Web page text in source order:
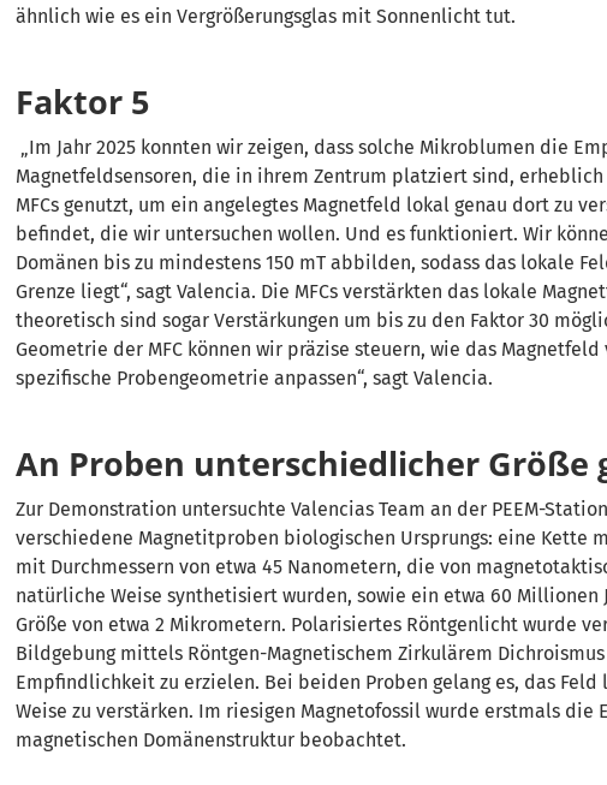
ähnlich wie es ein Vergrößerungsglas mit Sonnenlicht tut.
Faktor 5
Im Jahr 2025 konnten wir zeigen, dass solche Mikroblumen die
Magnetfeldsensoren, die in ihrem Zentrum platziert sind,
MFCs genutzt, um ein angelegtes Magnetfeld lokal genau dort zu
befindet, die wir untersuchen wollen. Und es funktioniert. Wir
Domänen bis zu mindestens 150 mT abbilden, sodass das lokale
Grenze liegt“, sagt Valencia. Die MFCs verstärkten das lokale
theoretisch sind sogar Verstärkungen um bis zu den Faktor 30
Geometrie der MFC können wir präzise steuern, wie das
spezifische Probengeometrie anpassen“, sagt Valencia.
An Proben unterschiedlicher Größe
Zur Demonstration untersuchte Valencias Team an der PEEM-
verschiedene Magnetitproben biologischen Ursprungs: eine Kette
mit Durchmessern von etwa 45 Nanometern, die von
natürliche Weise synthetisiert wurden, sowie ein etwa 60 Millionen
Größe von etwa 2 Mikrometern. Polarisiertes Röntgenlicht wurde
Bildgebung mittels Röntgen-Magnetischem Zirkulärem Dichroismus
Empfindlichkeit zu erzielen. Bei beiden Proben gelang es, das Feld
Weise zu verstärken. Im riesigen Magnetofossil wurde erstmals die
magnetischen Domänenstruktur beobachtet.